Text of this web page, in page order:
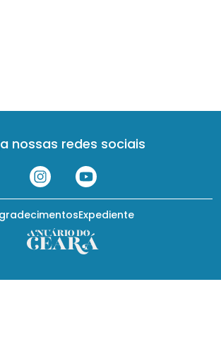
nossas redes sociais
Expediente